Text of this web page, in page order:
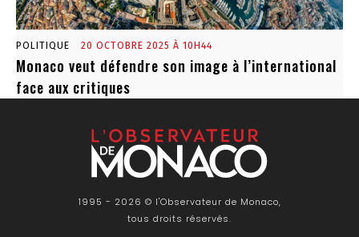
POLITIQUE 20 OCTOBRE 2025 À 10H44
Monaco veut défendre son image à l’international
face aux critiques
1995 - 2026 © l'Observateur de Monaco,
tous droits réservés.